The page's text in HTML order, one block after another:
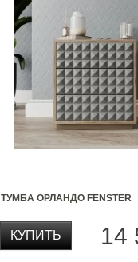
ТУМБА ОРЛАНДО FENSTER
14
КУПИТЬ